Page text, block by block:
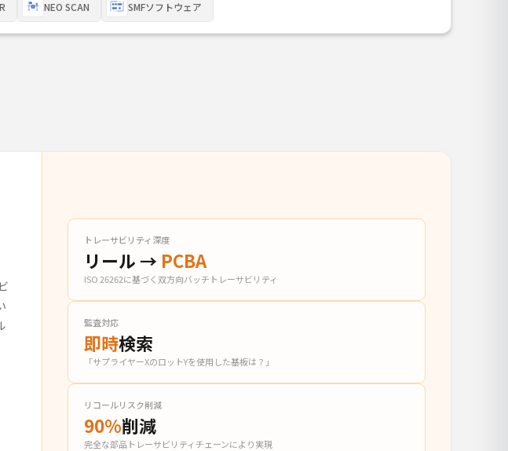
NEO SCAN SMFソフトウェア
トレーサビリティ深度
リール → PCBA
ISO 26262に基づく双方向バッチトレーサビリティ
監査対応
即時検索
「サプライヤーXのロットYを使用した基板は？」
リコールリスク削減
90%削減
完全な部品トレーサビリティチェーンにより実現